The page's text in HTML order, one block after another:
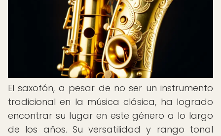
El saxofón, a pesar de no ser un instrumento
tradicional en la música clásica, ha logrado
encontrar su lugar en este género a lo largo
de los años. Su versatilidad y rango tonal